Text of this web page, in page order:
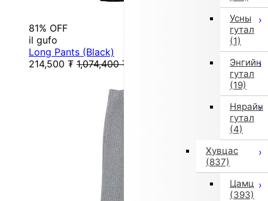
Усны
гутал
(1)
Энгийн
гутал
(19)
Нярайн
гутал
(4)
Хувцас
(837)
Цамц
(393)
81% OFF
il gufo
Long Pants (Black)
214,500 ₮ 1,074,400 ₮